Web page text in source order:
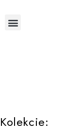
Kolekcie: